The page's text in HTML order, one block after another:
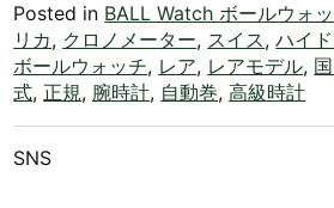
Posted in BALL Watch ボールウォ
リカ, クロノメーター, スイス,ハイ
ボールウォッチ, レア, レアモデル,
式, 正規, 腕時計, 自動巻,高級時計
SNS